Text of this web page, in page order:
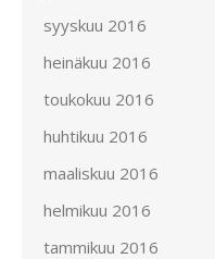
syyskuu 2016
heinäkuu 2016
toukokuu 2016
huhtikuu 2016
maaliskuu 2016
helmikuu 2016
tammikuu 2016